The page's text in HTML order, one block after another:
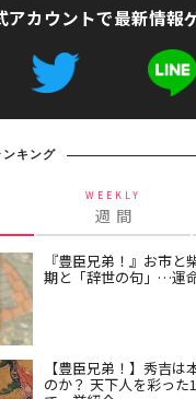
アカウントで最新情報
ンキング
WEEKLY
週 間
『豊臣兄弟！』お市
期と「辞世の句」…運
【豊臣兄弟！】秀吉
のか？ 天下人を彩っ